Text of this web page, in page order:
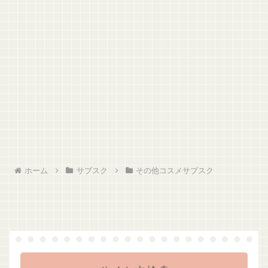
ホーム サブスク その他コスメサブスク